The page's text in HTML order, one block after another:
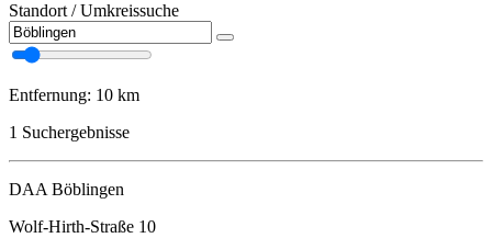
Standort / Umkreissuche
Entfernung: 10 km
1 Suchergebnisse
DAA Böblingen
Wolf-Hirth-Straße 10